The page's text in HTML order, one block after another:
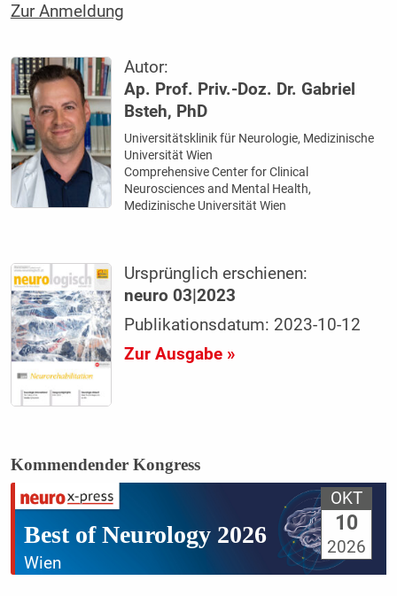
Zur Anmeldung
Autor:
Ap. Prof. Priv.-Doz. Dr. Gabriel
Bsteh, PhD
Universitätsklinik für Neurologie, Medizinische
Universität Wien
Comprehensive Center for Clinical
Neurosciences and Mental Health,
Medizinische Universität Wien
Ursprünglich erschienen:
neuro 03|2023
Publikationsdatum: 2023-10-12
Zur Ausgabe »
Kommendender Kongress
Best of Neurology 2026
Wien
OKT
10
2026